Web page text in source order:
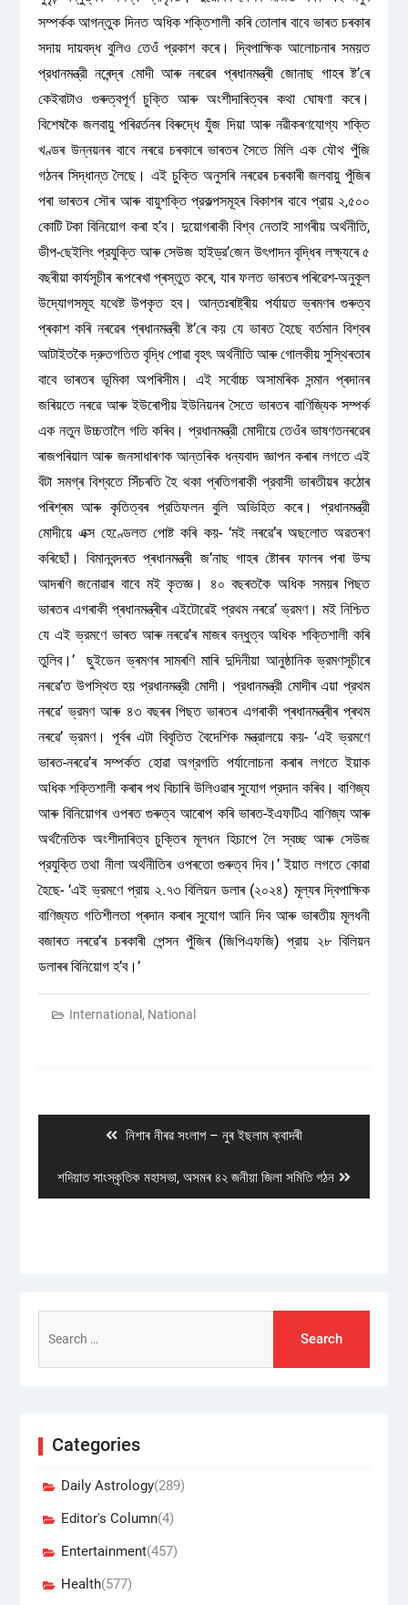
সম্পৰ্কক আগন্তুক দিনত অধিক শক্তিশালী কৰি তোলাৰ বাবে ভাৰত চৰকাৰ
সদায় দায়বদ্ধ বুলিও তেওঁ প্রকাশ কৰে। দ্বিপাক্ষিক আলোচনাৰ সময়ত
প্রধানমন্ত্রী নৰেন্দ্ৰ মোদী আৰু নৰৱেৰ প্ৰধানমন্ত্ৰী জোনাছ গাহৰ ষ্ট’ৰে
কেইবাটাও গুৰুত্বপূর্ণ চুক্তি আৰু অংশীদাৰিত্বৰ কথা ঘোষণা কৰে।
বিশেষকৈ জলবায়ু পৰিৱৰ্তনৰ বিৰুদ্ধে যুঁজ দিয়া আৰু নৱীকৰণযোগ্য শক্তি
খণ্ডৰ উন্নয়নৰ বাবে নৰৱে চৰকাৰে ভাৰতৰ সৈতে মিলি এক যৌথ পুঁজি
গঠনৰ সিদ্ধান্ত লৈছে। এই চুক্তি অনুসৰি নৰৱেৰ চৰকাৰী জলবায়ু পুঁজিৰ
পৰা ভাৰতৰ সৌৰ আৰু বায়ুশক্তি প্রকল্পসমূহৰ বিকাশৰ বাবে প্রায় ২,৫০০
কোটি টকা বিনিয়োগ কৰা হ’ব। দুয়োগৰাকী বিশ্ব নেতাই সাগৰীয় অর্থনীতি,
ডীপ-ছেইলিং প্রযুক্তি আৰু সেউজ হাইড্র’জেন উৎপাদন বৃদ্ধিৰ লক্ষ্যৰে ৫
বছৰীয়া কাৰ্যসূচীৰ ৰূপৰেখা প্ৰস্তুত কৰে, যাৰ ফলত ভাৰতৰ পৰিৱেশ-অনুকূল
উদ্যোগসমূহ যথেষ্ট উপকৃত হব। আন্তঃৰাষ্ট্ৰীয় পর্যায়ত ভ্ৰমণৰ গুৰুত্ব
প্ৰকাশ কৰি নৰৱেৰ প্ৰধানমন্ত্ৰী ষ্ট’ৰে কয় যে ভাৰত হৈছে বৰ্তমান বিশ্বৰ
আটাইতকৈ দ্রুতগতিত বৃদ্ধি পোৱা বৃহৎ অর্থনীতি আৰু গোলকীয় সুস্থিৰতাৰ
বাবে ভাৰতৰ ভূমিকা অপৰিসীম। এই সর্বোচ্চ অসামৰিক সন্মান প্ৰদানৰ
জৰিয়তে নৰৱে আৰু ইউৰোপীয় ইউনিয়নৰ সৈতে ভাৰতৰ বাণিজ্যিক সম্পর্ক
এক নতুন উচ্চতালৈ গতি কৰিব। প্রধানমন্ত্রী মোদীয়ে তেওঁৰ ভাষণতনৰৱেৰ
ৰাজপৰিয়াল আৰু জনসাধাৰণক আন্তৰিক ধন্যবাদ জ্ঞাপন কৰাৰ লগতে এই
বঁটা সমগ্ৰ বিশ্বতে সিঁচৰতি হৈ থকা প্ৰতিগৰাকী প্রবাসী ভাৰতীয়ৰ কঠোৰ
পৰিশ্ৰম আৰু কৃতিত্বৰ প্রতিফলন বুলি অভিহিত কৰে। প্রধানমন্ত্রী
মোদীয়ে এক্স হেণ্ডেলত পোষ্ট কৰি কয়- ‘মই নৰৱে’ৰ অছলোত অৱতৰণ
কৰিছোঁ। বিমানবন্দৰত প্ৰধানমন্ত্ৰী জ’নাছ গাহৰ ষ্টোৰৰ ফালৰ পৰা উম্ম
আদৰণি জনোৱাৰ বাবে মই কৃতজ্ঞ। ৪০ বছৰতকৈ অধিক সময়ৰ পিছত
ভাৰতৰ এগৰাকী প্ৰধানমন্ত্ৰীৰ এইটোৱেই প্রথম নৰৱে’ ভ্রমণ। মই নিশ্চিত
যে এই ভ্রমণে ভাৰত আৰু নৰৱে’ৰ মাজৰ বন্ধুত্ব অধিক শক্তিশালী কৰি
তুলিব।’ ছুইডেন ভ্ৰমণৰ সামৰণি মাৰি দুদিনীয়া আনুষ্ঠানিক ভ্রমণসূচীৰে
নৰৱে’ত উপস্থিত হয় প্রধানমন্ত্রী মোদী। প্রধানমন্ত্রী মোদীৰ এয়া প্রথম
নৰৱে’ ভ্রমণ আৰু ৪৩ বছৰৰ পিছত ভাৰতৰ এগৰাকী প্ৰধানমন্ত্ৰীৰ প্ৰথম
নৰৱে’ ভ্রমণ। পূৰ্বৰ এটা বিবৃতিত বৈদেশিক মন্ত্রালয়ে কয়- ‘এই ভ্রমণে
ভাৰত-নৰৱে’ৰ সম্পৰ্কত হোৱা অগ্রগতি পর্যালোচনা কৰাৰ লগতে ইয়াক
অধিক শক্তিশালী কৰাৰ পথ বিচাৰি উলিওৱাৰ সুযোগ প্রদান কৰিব। বাণিজ্য
আৰু বিনিয়োগৰ ওপৰত গুৰুত্ব আৰোপ কৰি ভাৰত-ইএফটিএ বাণিজ্য আৰু
অর্থনৈতিক অংশীদাৰিত্ব চুক্তিৰ মূলধন হিচাপে লৈ স্বচ্ছ আৰু সেউজ
প্রযুক্তি তথা নীলা অর্থনীতিৰ ওপৰতো গুৰুত্ব দিব।’ ইয়াত লগতে কোৱা
হৈছে- ‘এই ভ্রমণে প্রায় ২.৭৩ বিলিয়ন ডলাৰ (২০২৪) মূল্যৰ দ্বিপাক্ষিক
বাণিজ্যত গতিশীলতা প্ৰদান কৰাৰ সুযোগ আনি দিব আৰু ভাৰতীয় মূলধনী
বজাৰত নৰৱে’ৰ চৰকাৰী পেন্সন পুঁজিৰ (জিপিএফজি) প্রায় ২৮ বিলিয়ন
ডলাৰৰ বিনিয়োগ হ’ব।’
International , National
Previous
নিশাৰ নীৰৱ সংলাপ – নুৰ ইছলাম ক্বাদৰী
Next
post:
শদিয়াত সাংস্কৃতিক মহাসভা, অসমৰ ৪২ জনীয়া জিলা সমিতি গঠন
for:
Categories
Daily Astrology(289)
Editor's Column(4)
Entertainment(457)
Health(577)